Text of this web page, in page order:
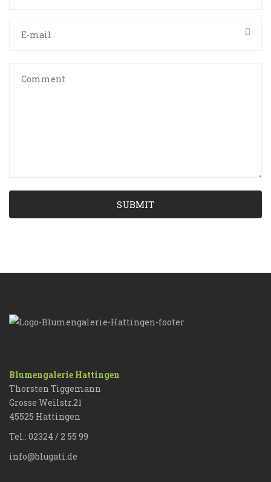
SUBMIT
Blumengalerie Hattingen
Thorsten Tiggemann
Grosse Weilstr.21
45525 Hattingen
Tel.: 02324 / 2 55 99
info@blugati.de